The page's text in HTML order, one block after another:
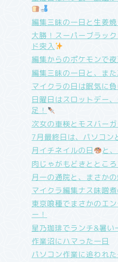
編集三昧の一日と生姜焼
大勝！スーパーブラッ
ド突入
編集からのポケモンで
編集三昧の一日と、ま
マイクラの日は眠気に
日曜日はスロットデー
足！
次女の車検とモスバー
7月最終日は、パソコン
月イチネイルの日
と
肉じゃがもどきととこ
月一の通院と、まさか
マイクラ編集ナス味噌
東京喰種でまさかのエ
ー！
星乃珈琲でランチ&暑い
作業沼にハマった一日
パソコン作業に追われた